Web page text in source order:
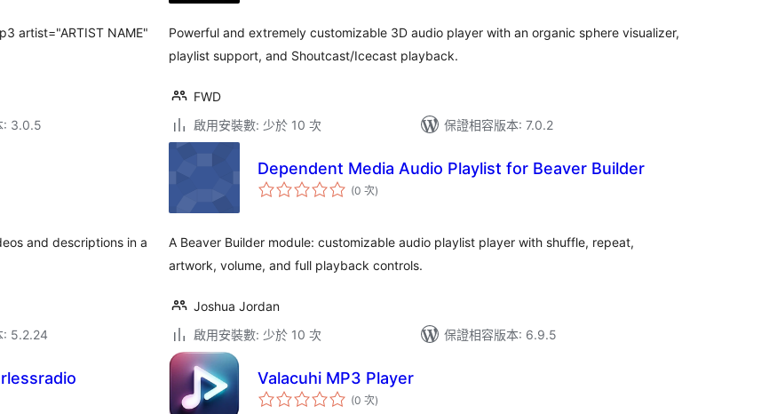
artist="ARTIST NAME"
: 3.0.5
Powerful and extremely customizable 3D audio player with an organic sphere visualizer,
playlist support, and Shoutcast/Icecast playback.
FWD
啟用安裝數: 少於 10 次
保證相容版本: 7.0.2
and descriptions in a
: 5.2.24
Dependent Media Audio Playlist for Beaver Builder
(0 次評
分)
A Beaver Builder module: customizable audio playlist player with shuffle, repeat,
artwork, volume, and full playback controls.
Joshua Jordan
啟用安裝數: 少於 10 次
保證相容版本: 6.9.5
Valacuhi MP3 Player
(0 次評
分)